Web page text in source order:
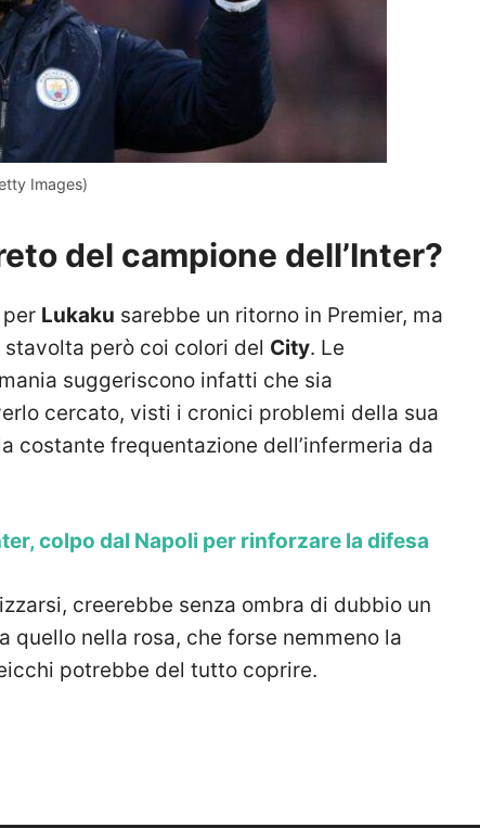
Images)
del campione dell’Inter?
Lukaku sarebbe un ritorno in Premier, ma
stavolta però coi colori del City. Le
suggeriscono infatti che sia
cercato, visti i cronici problemi della sua
costante frequentazione dell’infermeria da
colpo dal Napoli per rinforzare la difesa
creerebbe senza ombra di dubbio un
nella rosa, che forse nemmeno la
potrebbe del tutto coprire.